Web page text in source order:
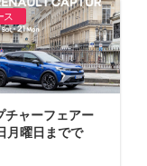
ス
チャーフェアー
月曜日までで